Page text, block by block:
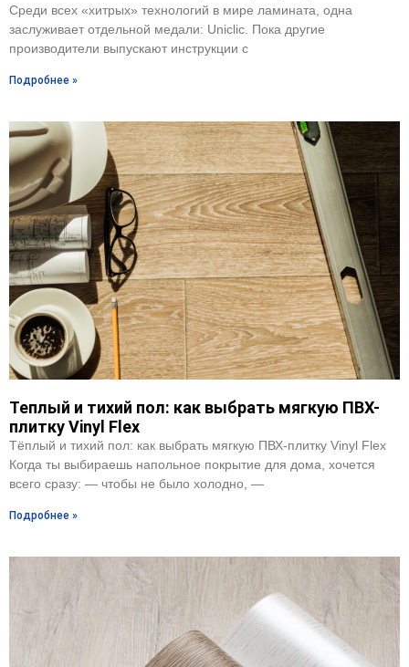
Среди всех «хитрых» технологий в мире ламината, одна
заслуживает отдельной медали: Uniclic. Пока другие
производители выпускают инструкции с
Подробнее »
Теплый и тихий пол: как выбрать мягкую ПВХ-
плитку Vinyl Flex
Тёплый и тихий пол: как выбрать мягкую ПВХ-плитку Vinyl Flex
Когда ты выбираешь напольное покрытие для дома, хочется
всего сразу: — чтобы не было холодно, —
Подробнее »